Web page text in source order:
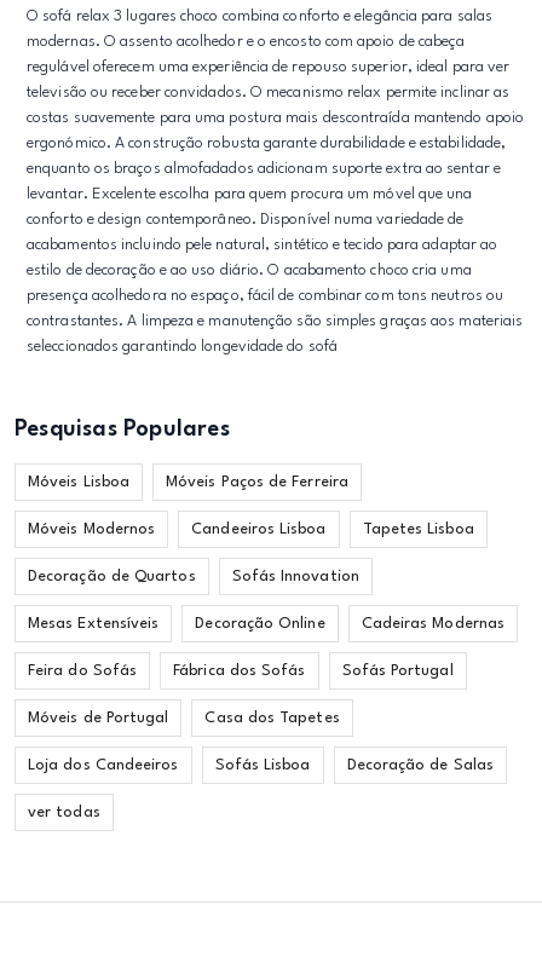
O sofá relax 3 lugares choco combina conforto e elegância para salas
modernas. O assento acolhedor e o encosto com apoio de cabeça
regulável oferecem uma experiência de repouso superior, ideal para ver
televisão ou receber convidados. O mecanismo relax permite inclinar as
costas suavemente para uma postura mais descontraída mantendo apoio
ergonómico. A construção robusta garante durabilidade e estabilidade,
enquanto os braços almofadados adicionam suporte extra ao sentar e
levantar. Excelente escolha para quem procura um móvel que una
conforto e design contemporâneo. Disponível numa variedade de
acabamentos incluindo pele natural, sintético e tecido para adaptar ao
estilo de decoração e ao uso diário. O acabamento choco cria uma
presença acolhedora no espaço, fácil de combinar com tons neutros ou
contrastantes. A limpeza e manutenção são simples graças aos materiais
seleccionados garantindo longevidade do sofá
Pesquisas Populares
Móveis Lisboa Móveis Paços de Ferreira
Móveis Modernos Candeeiros Lisboa Tapetes Lisboa
Decoração de Quartos Sofás Innovation
Mesas Extensíveis Decoração Online Cadeiras Modernas
Feira do Sofás Fábrica dos Sofás Sofás Portugal
Móveis de Portugal Casa dos Tapetes
Loja dos Candeeiros Sofás Lisboa Decoração de Salas
ver todas